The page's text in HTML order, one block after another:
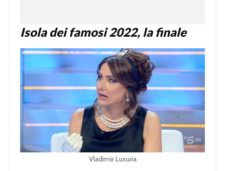
Isola dei famosi 2022, la finale
Vladimir Luxuria